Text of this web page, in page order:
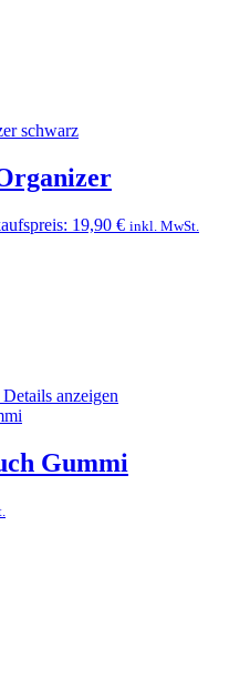
19,90 €Aktueller
inkl. MwSt.
Details anzeigen
Gummi